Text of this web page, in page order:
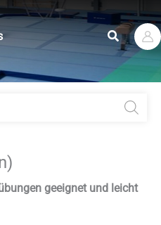
Suchen
geeignet und leicht